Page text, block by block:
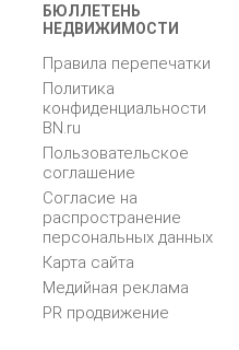
БЮЛЛЕТЕНЬ
НЕДВИЖИМОСТИ
Правила перепечатки
Политика
конфиденциальности
BN.ru
Пользовательское
соглашение
Согласие на
распространение
персональных данных
Карта сайта
Медийная реклама
PR продвижение